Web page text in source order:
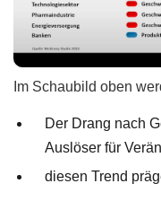
Im Schaubild oben
Der Drang nach
Auslöser für
diesen Trend